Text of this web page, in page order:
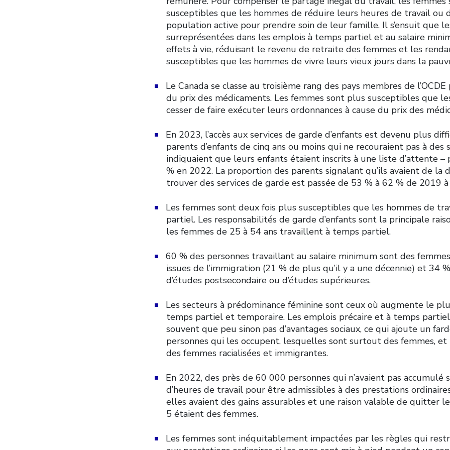
susceptibles que les hommes de réduire leurs heures de travail ou
population active pour prendre soin de leur famille. Il s’ensuit que
surreprésentées dans les emplois à temps partiel et au salaire
effets à vie, réduisant le revenu de retraite des femmes et les
susceptibles que les hommes de vivre leurs vieux jours dans la
Le Canada se classe au troisième rang des pays membres de
du prix des médicaments. Les femmes sont plus susceptibles que
cesser de faire exécuter leurs ordonnances à cause du prix des
En 2023, l’accès aux services de garde d’enfants est devenu plus
parents d’enfants de cinq ans ou moins qui ne recouraient pas à des
indiquaient que leurs enfants étaient inscrits à une liste d’attente –
% en 2022. La proportion des parents signalant qu’ils avaient de la
trouver des services de garde est passée de 53 % à 62 % de 2019
Les femmes sont deux fois plus susceptibles que les hommes de
partiel. Les responsabilités de garde d’enfants sont la principale
les femmes de 25 à 54 ans travaillent à temps partiel.
60 % des personnes travaillant au salaire minimum sont des
issues de l’immigration (21 % de plus qu’il y a une décennie) et 34
d’études postsecondaire ou d’études supérieures.
Les secteurs à prédominance féminine sont ceux où augmente le
temps partiel et temporaire. Les emplois précaire et à temps
souvent que peu sinon pas d’avantages sociaux, ce qui ajoute un
personnes qui les occupent, lesquelles sont surtout des femmes,
des femmes racialisées et immigrantes.
En 2022, des près de 60 000 personnes qui n’avaient pas accumulé
d’heures de travail pour être admissibles à des prestations
elles avaient des gains assurables et une raison valable de quitter
5 étaient des femmes.
Les femmes sont inéquitablement impactées par les règles qui